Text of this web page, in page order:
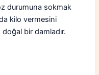
durumuna sokmak
kilo vermesini
bir damladır.